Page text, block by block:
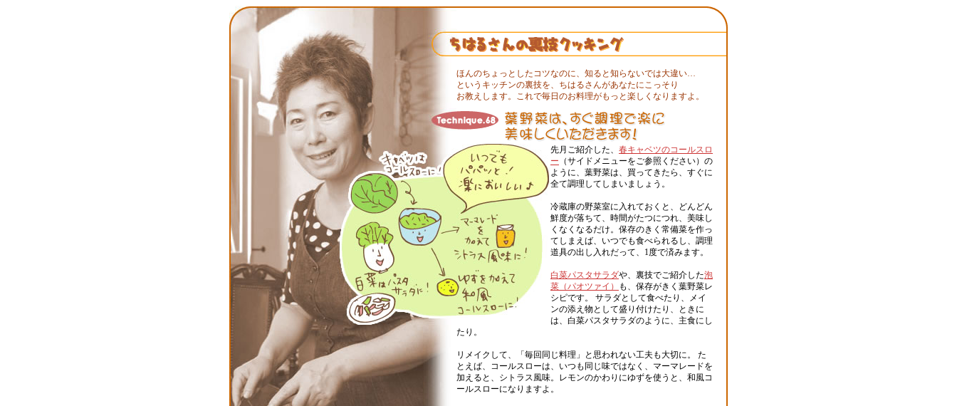
ほんのちょっとしたコツなのに、知ると知らないでは大違い…
というキッチンの裏技を、ちはるさんがあなたにこっそり
お教えします。これで毎日のお料理がもっと楽しくなりますよ。
先月ご紹介した、 春キャベツのコールスロ
ー （サイドメニューをご参照ください）の
ように、葉野菜は、買ってきたら、すぐに
全て調理してしまいましょう。
冷蔵庫の野菜室に入れておくと、どんどん
鮮度が落ちて、時間がたつにつれ、美味し
くなくなるだけ。保存のきく常備菜を作っ
てしまえば、いつでも食べられるし、調理
道具の出し入れだって、1度で済みます。
白菜パスタサラダや、裏技でご紹介した泡
菜（パオツァイ）
も、保存がきく葉野菜レ
シピです。 サラダとして食べたり、メイ
ンの添え物として盛り付けたり、ときに
は、白菜パスタサラダのように、主食にし
たり。
リメイクして、「毎回同じ料理」と思われない工夫も大切に。 た
とえば、コールスローは、いつも同じ味ではなく、マーマレードを
加えると、シトラス風味。レモンのかわりにゆずを使うと、和風コ
ールスローになりますよ。